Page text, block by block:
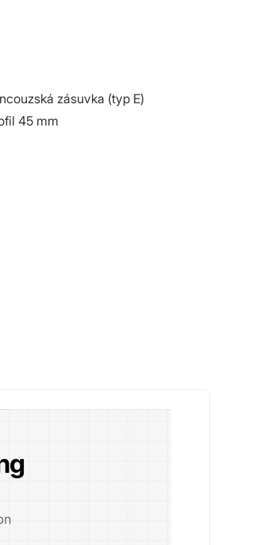
zásuvka (typ E)
45 mm